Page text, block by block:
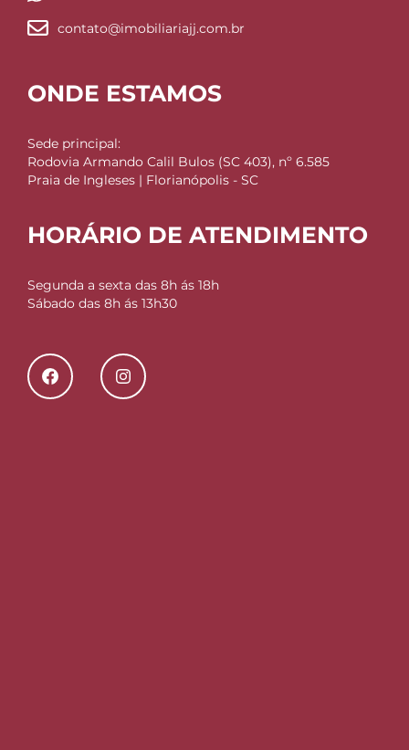
contato@imobiliariajj.com.br
ONDE ESTAMOS
Sede principal:
Rodovia Armando Calil Bulos (SC 403), nº 6.585
Praia de Ingleses | Florianópolis - SC
HORÁRIO DE ATENDIMENTO
Segunda a sexta das 8h ás 18h
Sábado das 8h ás 13h30